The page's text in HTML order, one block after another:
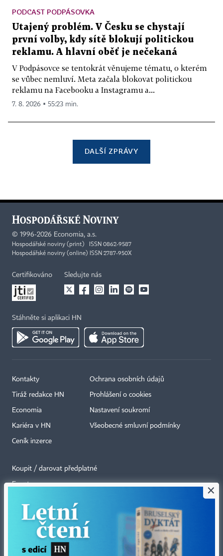
PODCAST PODPÁSOVKA
Utajený problém. V Česku se chystají
první volby, kdy sítě blokují politickou
reklamu. A hlavní oběť je nečekaná
V Podpásovce se tentokrát věnujeme tématu, o kterém
se vůbec nemluví. Meta začala blokovat politickou
reklamu na Facebooku a Instagramu a...
7. 8. 2026 ▪ 55:23 min.
DALŠÍ ZPRÁVY
© 1996-2026 Economia, a.s.
Hospodářské noviny (print) ISSN 0862-9587
Hospodářské noviny (online) ISSN 2787-950X
Certifikováno Sledujte nás
Stáhněte si aplikaci HN
Kontakty
Tiráž redakce HN
Economia
Kariéra v HN
Ceník inzerce
Ochrana osobních údajů
Prohlášení o cookies
Nastavení soukromí
Všeobecné smluvní podmínky
Koupit / darovat předplatné
Eventy
RSS kanály
Autorská práva vykonává vydavatel. Bez písemného svolení vydavatele je
×